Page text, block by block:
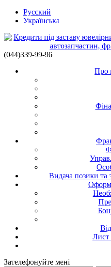
Русский
Українська
(044)339-99-96
Про
Видача позики та
Лист
Зателефонуйте мені